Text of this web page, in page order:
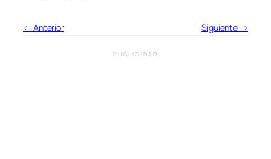
← Anterior Siguiente →
PUBLICIDAD